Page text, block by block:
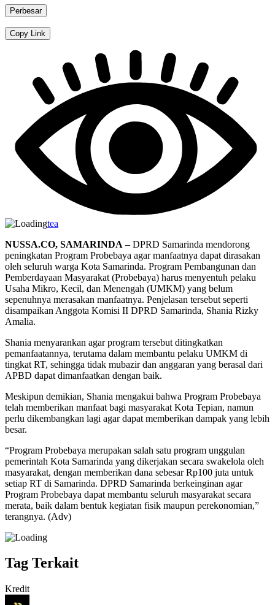
Perbesar
Copy Link
tea
NUSSA.CO, SAMARINDA – DPRD Samarinda mendorong
peningkatan Program Probebaya agar manfaatnya dapat dirasakan
oleh seluruh warga Kota Samarinda. Program Pembangunan dan
Pemberdayaan Masyarakat (Probebaya) harus menyentuh pelaku
Usaha Mikro, Kecil, dan Menengah (UMKM) yang belum
sepenuhnya merasakan manfaatnya. Penjelasan tersebut seperti
disampaikan Anggota Komisi II DPRD Samarinda, Shania Rizky
Amalia.
Shania menyarankan agar program tersebut ditingkatkan
pemanfaatannya, terutama dalam membantu pelaku UMKM di
tingkat RT, sehingga tidak mubazir dan anggaran yang berasal dari
APBD dapat dimanfaatkan dengan baik.
Meskipun demikian, Shania mengakui bahwa Program Probebaya
telah memberikan manfaat bagi masyarakat Kota Tepian, namun
perlu dikembangkan lagi agar dapat memberikan dampak yang lebih
besar.
“Program Probebaya merupakan salah satu program unggulan
pemerintah Kota Samarinda yang dikerjakan secara swakelola oleh
masyarakat, dengan memberikan dana sebesar Rp100 juta untuk
setiap RT di Samarinda. DPRD Samarinda berkeinginan agar
Program Probebaya dapat membantu seluruh masyarakat secara
merata, baik dalam bentuk kegiatan fisik maupun perekonomian,”
terangnya. (Adv)
Tag Terkait
Kredit